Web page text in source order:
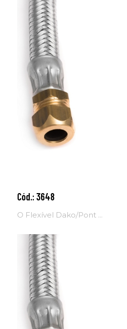
Cód.: 3648
O Flexível Dako/Pont ...
Adicionar ao carrinho